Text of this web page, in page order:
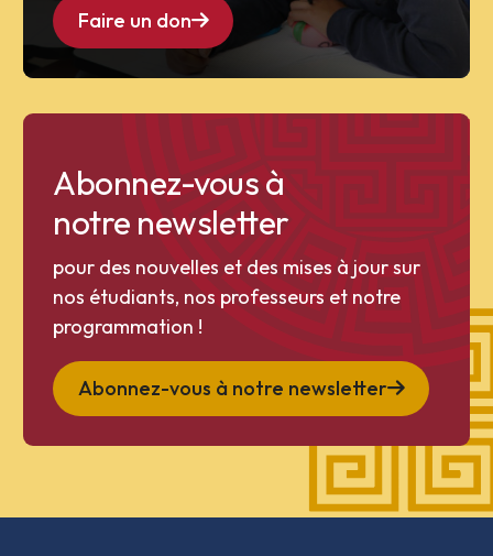
Faire un don
Abonnez-vous à
notre newsletter
pour des nouvelles et des mises à jour sur
nos étudiants, nos professeurs et notre
programmation !
Abonnez-vous à notre newsletter